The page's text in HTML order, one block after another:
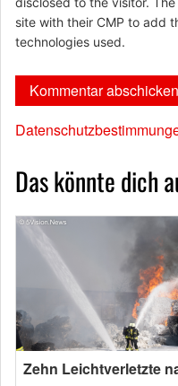
site with their CMP to add
technologies used.
Das könnte dich
Zehn Leichtverletzte